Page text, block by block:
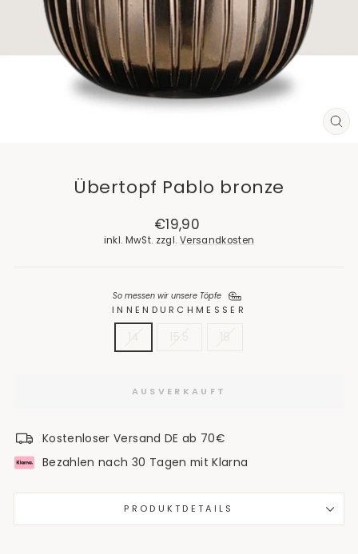
Übertopf Pablo bronze
Normaler
Preis
€19,90
inkl. MwSt. zzgl. Versandkosten
So messen wir unsere Töpfe
INNENDURCHMESSER
AUSVERKAUFT
Kostenloser Versand DE ab 70€
Bezahlen nach 30 Tagen mit Klarna
PRODUKTDETAILS